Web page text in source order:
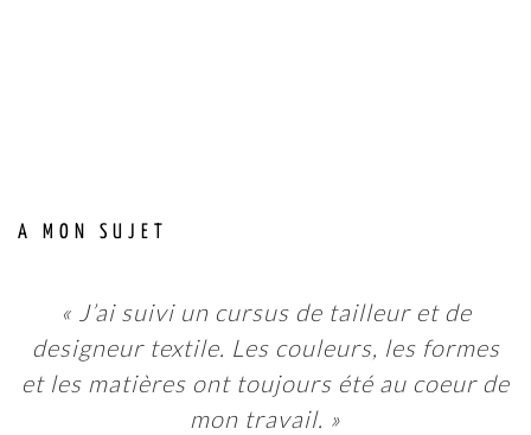
A MON SUJET
« J’ai suivi un cursus de tailleur et de
designeur textile. Les couleurs, les formes
et les matières ont toujours été au coeur de
mon travail. »